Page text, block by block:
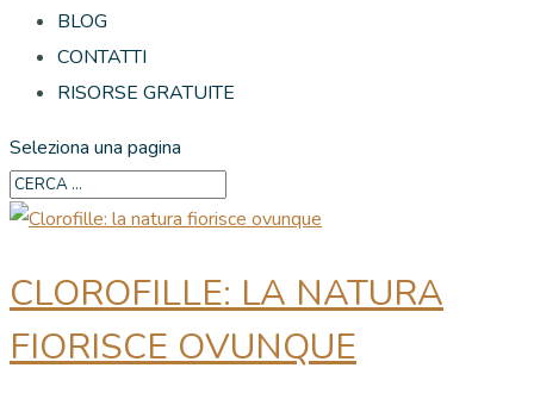
BLOG
CONTATTI
RISORSE GRATUITE
Seleziona una pagina
CLOROFILLE: LA NATURA
FIORISCE OVUNQUE